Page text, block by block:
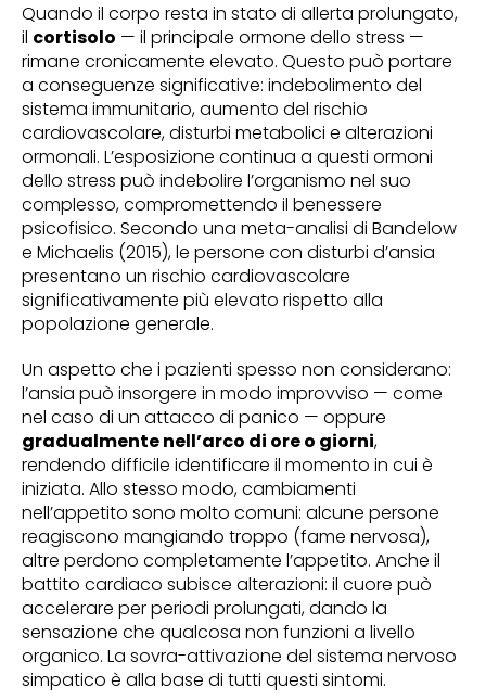
Quando il corpo resta in stato di allerta prolungato,
il cortisolo — il principale ormone dello stress —
rimane cronicamente elevato. Questo può portare
a conseguenze significative: indebolimento del
sistema immunitario, aumento del rischio
cardiovascolare, disturbi metabolici e alterazioni
ormonali. L’esposizione continua a questi ormoni
dello stress può indebolire l’organismo nel suo
complesso, compromettendo il benessere
psicofisico. Secondo una meta-analisi di Bandelow
e Michaelis (2015), le persone con disturbi d’ansia
presentano un rischio cardiovascolare
significativamente più elevato rispetto alla
popolazione generale.
Un aspetto che i pazienti spesso non considerano:
l’ansia può insorgere in modo improvviso — come
nel caso di un attacco di panico — oppure
gradualmente nell’arco di ore o giorni,
rendendo difficile identificare il momento in cui è
iniziata. Allo stesso modo, cambiamenti
nell’appetito sono molto comuni: alcune persone
reagiscono mangiando troppo (fame nervosa),
altre perdono completamente l’appetito. Anche il
battito cardiaco subisce alterazioni: il cuore può
accelerare per periodi prolungati, dando la
sensazione che qualcosa non funzioni a livello
organico. La sovra-attivazione del sistema nervoso
simpatico è alla base di tutti questi sintomi.